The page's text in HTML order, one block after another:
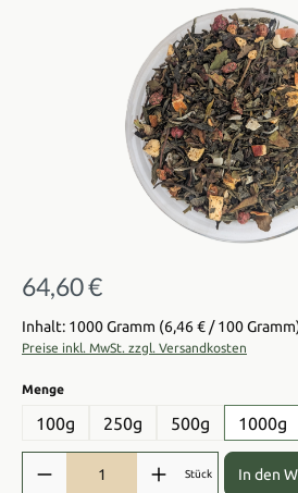
Bildergalerie überspringen
Regulärer Preis:
64,60 €
Inhalt: 1000 Gramm (6,46 € / 100
Preise inkl. MwSt. zzgl. Versandkosten
Mengeauswählen
100g 250g 500g 1000g
Produkt Anzahl: Gib den gewünschten
Stück In den